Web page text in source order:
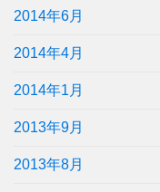
2014年6月
2014年4月
2014年1月
2013年9月
2013年8月